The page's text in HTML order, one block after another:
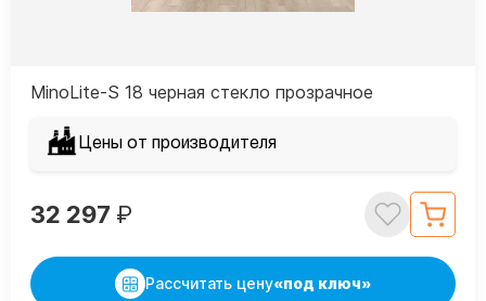
MinoLite-S 18 черная стекло прозрачное
Цены от производителя
32 297 ₽
Рассчитать цену«под ключ»